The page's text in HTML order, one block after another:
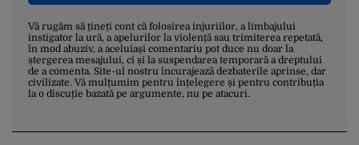
Vă rugăm să țineți cont că folosirea injuriilor, a limbajului
instigator la ură, a apelurilor la violență sau trimiterea repetată,
în mod abuziv, a aceluiași comentariu pot duce nu doar la
ștergerea mesajului, ci și la suspendarea temporară a dreptului
de a comenta. Site-ul nostru încurajează dezbaterile aprinse, dar
civilizate. Vă mulțumim pentru înțelegere și pentru contribuția
la o discuție bazată pe argumente, nu pe atacuri.